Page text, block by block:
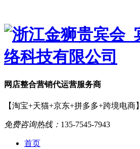
网店整合营销代运营服务商
【淘宝+天猫+京东+拼多多+跨境电商】
免费咨询热线： 135-7545-7943
首页